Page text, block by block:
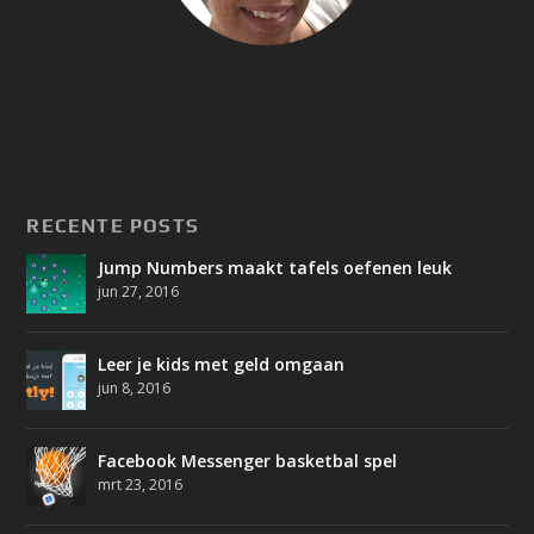
RECENTE POSTS
Jump Numbers maakt tafels oefenen leuk
jun 27, 2016
Leer je kids met geld omgaan
jun 8, 2016
Facebook Messenger basketbal spel
mrt 23, 2016